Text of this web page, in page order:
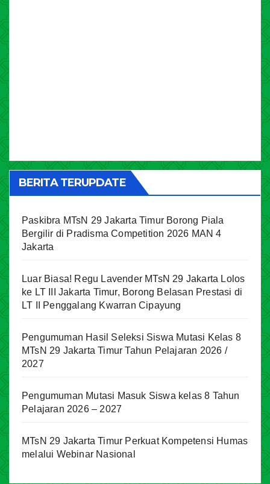
BERITA TERUPDATE
Paskibra MTsN 29 Jakarta Timur Borong Piala
Bergilir di Pradisma Competition 2026 MAN 4
Jakarta
Luar Biasa! Regu Lavender MTsN 29 Jakarta Lolos
ke LT III Jakarta Timur, Borong Belasan Prestasi di
LT II Penggalang Kwarran Cipayung
Pengumuman Hasil Seleksi Siswa Mutasi Kelas 8
MTsN 29 Jakarta Timur Tahun Pelajaran 2026 /
2027
Pengumuman Mutasi Masuk Siswa kelas 8 Tahun
Pelajaran 2026 – 2027
MTsN 29 Jakarta Timur Perkuat Kompetensi Humas
melalui Webinar Nasional